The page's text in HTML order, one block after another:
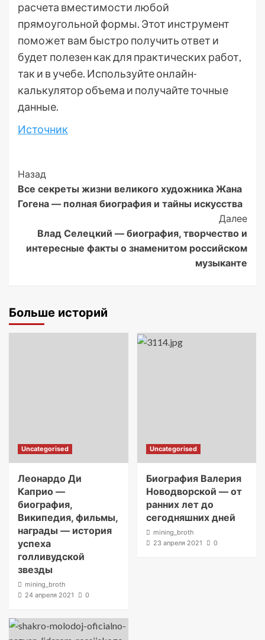
расчета вместимости любой
прямоугольной формы. Этот инструмент
поможет вам быстро получить ответ и
будет полезен как для практических работ,
так и в учебе. Используйте онлайн-
калькулятор объема и получайте точные
данные.
Источник
Post
Navigation
Назад
Все секреты жизни великого художника Жана
Гогена — полная биография и тайны искусства
Далее
Влад Селецкий — биография, творчество и
интересные факты о знаменитом российском
музыканте
Больше историй
Uncategorised
Леонардо Ди
Каприо —
биография,
Википедия, фильмы,
награды — история
успеха
голливудской
звезды
mining_broth
24 апреля 2021
0
Uncategorised
Биография Валерия
Новодворской — от
ранних лет до
сегодняшних дней
mining_broth
23 апреля 2021
0